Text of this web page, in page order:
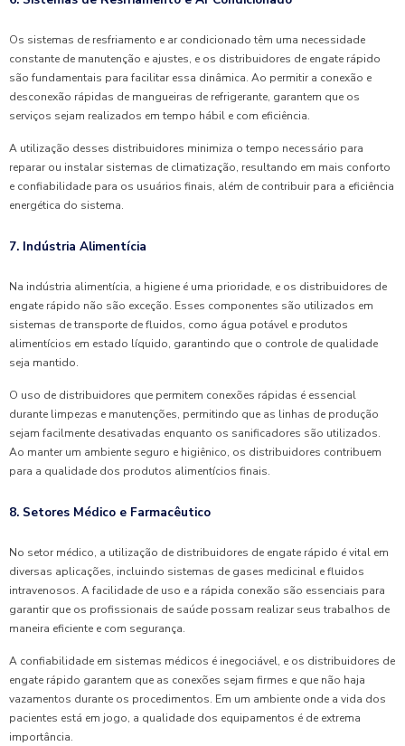
Os sistemas de resfriamento e ar condicionado têm uma necessidade
constante de manutenção e ajustes, e os distribuidores de engate rápido
são fundamentais para facilitar essa dinâmica. Ao permitir a conexão e
desconexão rápidas de mangueiras de refrigerante, garantem que os
serviços sejam realizados em tempo hábil e com eficiência.
A utilização desses distribuidores minimiza o tempo necessário para
reparar ou instalar sistemas de climatização, resultando em mais conforto
e confiabilidade para os usuários finais, além de contribuir para a eficiência
energética do sistema.
7. Indústria Alimentícia
Na indústria alimentícia, a higiene é uma prioridade, e os distribuidores de
engate rápido não são exceção. Esses componentes são utilizados em
sistemas de transporte de fluidos, como água potável e produtos
alimentícios em estado líquido, garantindo que o controle de qualidade
seja mantido.
O uso de distribuidores que permitem conexões rápidas é essencial
durante limpezas e manutenções, permitindo que as linhas de produção
sejam facilmente desativadas enquanto os sanificadores são utilizados.
Ao manter um ambiente seguro e higiênico, os distribuidores contribuem
para a qualidade dos produtos alimentícios finais.
8. Setores Médico e Farmacêutico
No setor médico, a utilização de distribuidores de engate rápido é vital em
diversas aplicações, incluindo sistemas de gases medicinal e fluidos
intravenosos. A facilidade de uso e a rápida conexão são essenciais para
garantir que os profissionais de saúde possam realizar seus trabalhos de
maneira eficiente e com segurança.
A confiabilidade em sistemas médicos é inegociável, e os distribuidores de
engate rápido garantem que as conexões sejam firmes e que não haja
vazamentos durante os procedimentos. Em um ambiente onde a vida dos
pacientes está em jogo, a qualidade dos equipamentos é de extrema
importância.